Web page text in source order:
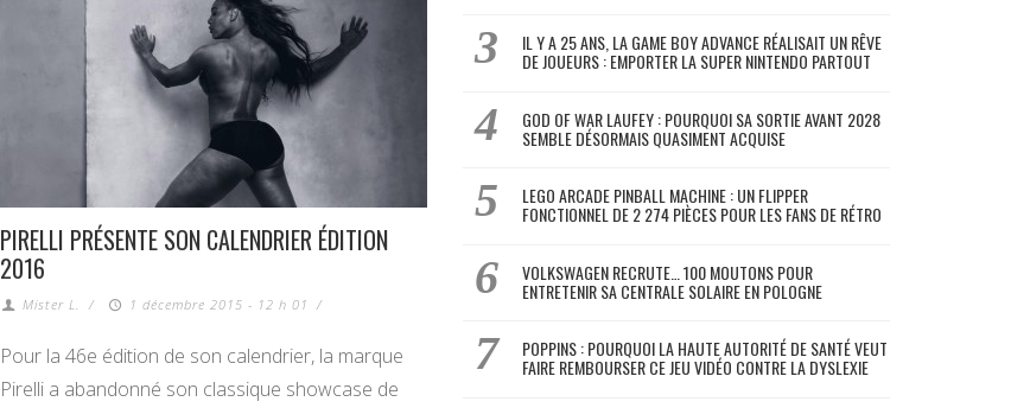
PIRELLI PRÉSENTE SON CALENDRIER ÉDITION
2016
Mister L. / 1 décembre 2015 - 12 h 01 /
Pour la 46e édition de son calendrier, la marque
Pirelli a abandonné son classique showcase de
IL Y A 25 ANS, LA GAME BOY ADVANCE RÉALISAIT UN RÊVE
DE JOUEURS : EMPORTER LA SUPER NINTENDO PARTOUT
GOD OF WAR LAUFEY : POURQUOI SA SORTIE AVANT 2028
SEMBLE DÉSORMAIS QUASIMENT ACQUISE
LEGO ARCADE PINBALL MACHINE : UN FLIPPER
FONCTIONNEL DE 2 274 PIÈCES POUR LES FANS DE RÉTRO
VOLKSWAGEN RECRUTE… 100 MOUTONS POUR
ENTRETENIR SA CENTRALE SOLAIRE EN POLOGNE
POPPINS : POURQUOI LA HAUTE AUTORITÉ DE SANTÉ VEUT
FAIRE REMBOURSER CE JEU VIDÉO CONTRE LA DYSLEXIE